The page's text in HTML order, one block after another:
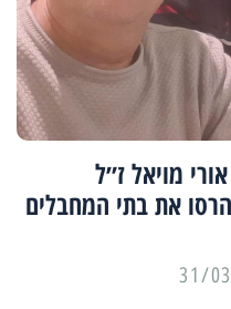
מויאל ז״ל
את בתי המחבלים